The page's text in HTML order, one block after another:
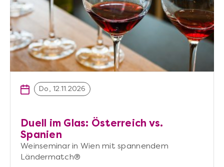
Do, 12.11.2026
Duell im Glas: Österreich vs.
Spanien
Weinseminar in Wien mit spannendem
Ländermatch®